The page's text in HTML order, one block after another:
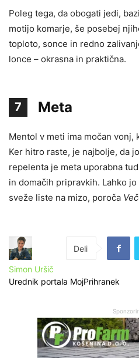
Poleg tega, da obogati jedi,
motijo komarje, še posebej
toploto, sonce in redno
lonce – okrasna in praktična.
7 Meta
Mentol v meti ima močan vonj,
Ker hitro raste, je najbolje, da
repelenta je meta uporabna
in domačih pripravkih. Lahko
sveže liste na mizo, poroča
Simon Uršič
Urednik portala MojPrihranek